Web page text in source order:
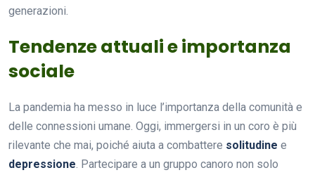
generazioni.
Tendenze attuali e importanza
sociale
La pandemia ha messo in luce l’importanza della comunità e
delle connessioni umane. Oggi, immergersi in un coro è più
rilevante che mai, poiché aiuta a combattere solitudine e
depressione. Partecipare a un gruppo canoro non solo